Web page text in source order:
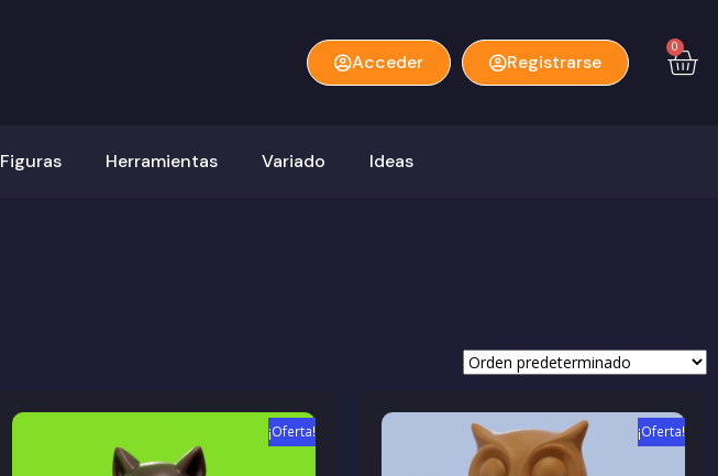
Acceder Registrarse
0
Figuras Herramientas Variado Ideas
¡Oferta! ¡Oferta!